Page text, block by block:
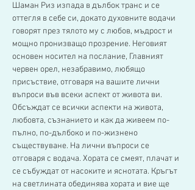
Шаман Риз изпада в дълбок транс и се
оттегля в себе си, докато духовните водачи
говорят през тялото му с любов, мъдрост и
мощно пронизващо прозрение. Неговият
основен носител на послание, Главният
червен орел, незабравимо, любящо
присъствие, отговаря на вашите лични
въпроси във всеки аспект от живота ви.
Обсъждат се всички аспекти на живота,
любовта, съзнанието и как да живеем по-
пълно, по-дълбоко и по-жизнено
съществуване. На лични въпроси се
отговаря с водача. Хората се смеят, плачат и
се събуждат от насоките и яснотата. Кръгът
на светлината обединява хората и вие ще